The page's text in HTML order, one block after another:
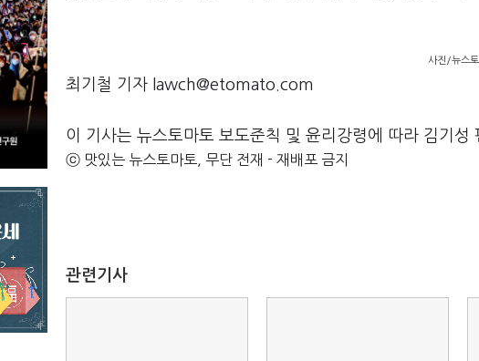
사진/뉴스
최기철 기자 lawch@etomato.com
이 기사는 뉴스토마토 보도준칙 및 윤리강령에 따라 김기성
ⓒ 맛있는 뉴스토마토, 무단 전재 - 재배포 금지
관련기사